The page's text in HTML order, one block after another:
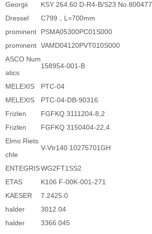
Georgii
KSY 264.60 D-R4-B/S23 No.800477
Dressel
C799，L=700mm
prominent
PSMA05300PC01S000
prominent VAMD04120PVT010S000
ASCO Num
atics
158954-001-B
MELEXIS
PTC-04
MELEXIS
PTC-04-DB-90316
Frizlen
FGFKQ 3111204-8,2
Frizlen
FGFKQ 3150404-22,4
Elmo Riets
chle
V-Vtr140 10275701GH
ENTEGRISWG2FT1SS2
ETAS
K106 F-00K-001-271
KAESER
7.2425.0
halder
3012.04
halder
3366.045